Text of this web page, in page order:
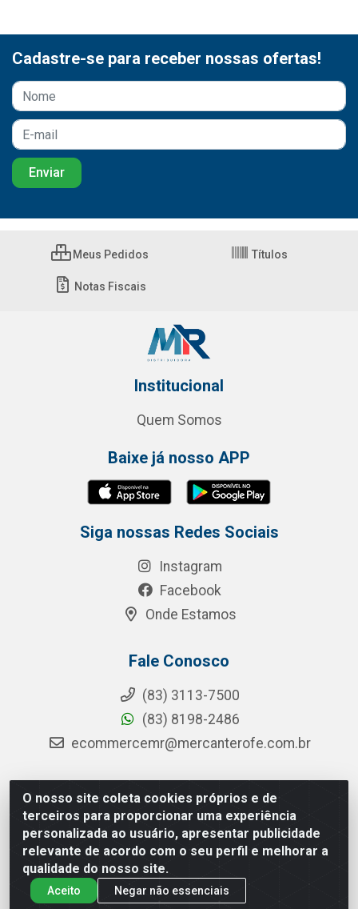
O nosso site coleta cookies próprios e de
terceiros para proporcionar uma experiência
personalizada ao usuário, apresentar publicidade
relevante de acordo com o seu perfil e melhorar a
qualidade do nosso site.
Aceito Negar não essenciais
Cadastre-se para receber nossas ofertas!
Meus Pedidos Títulos
Notas Fiscais
Institucional
Quem Somos
Baixe já nosso APP
Siga nossas Redes Sociais
Instagram
Facebook
Onde Estamos
Fale Conosco
(83) 3113-7500
(83) 8198-2486
ecommercemr@mercanterofe.com.br
MR Distribuidora - Rua Hortêncio Ribeiro de Luna, 3777 -
Distrito Industrial, João Pessoa/PB - CEP 58081-400 - CNPJ
35.428.312/0001-85